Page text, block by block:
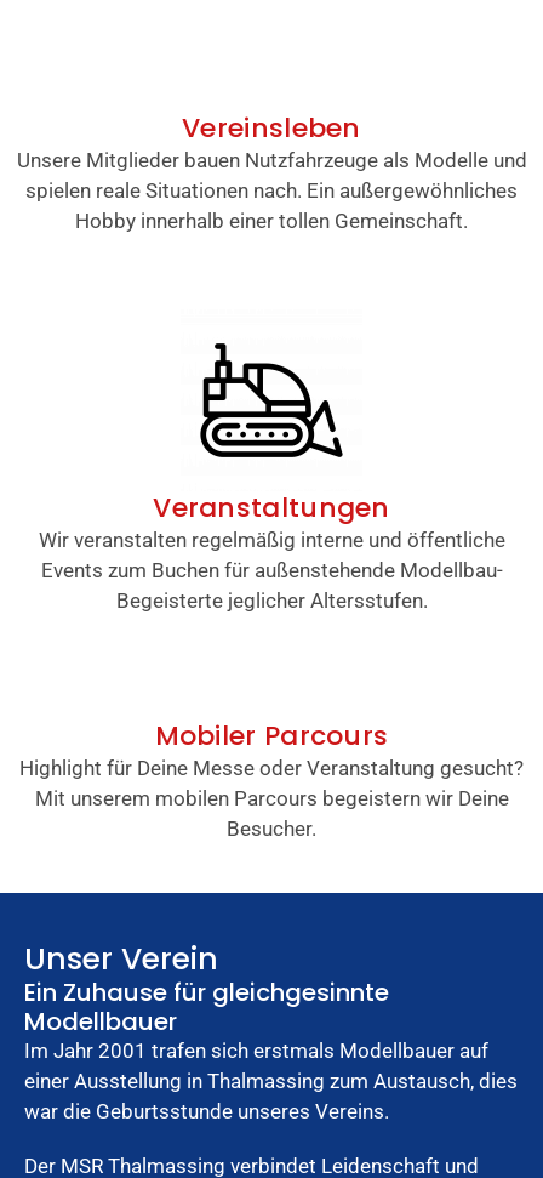
Vereinsleben
Unsere Mitglieder bauen Nutzfahrzeuge als Modelle und
spielen reale Situationen nach. Ein außergewöhnliches
Hobby innerhalb einer tollen Gemeinschaft.
Veranstaltungen
Wir veranstalten regelmäßig interne und öffentliche
Events zum Buchen für außenstehende Modellbau-
Begeisterte jeglicher Altersstufen.
Mobiler Parcours
Highlight für Deine Messe oder Veranstaltung gesucht?
Mit unserem mobilen Parcours begeistern wir Deine
Besucher.
Unser Verein
Ein Zuhause für gleichgesinnte
Modellbauer
Im Jahr 2001 trafen sich erstmals Modellbauer auf
einer Ausstellung in Thalmassing zum Austausch, dies
war die Geburtsstunde unseres Vereins.
Der MSR Thalmassing verbindet Leidenschaft und